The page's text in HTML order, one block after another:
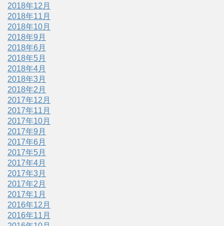
2018年12月
2018年11月
2018年10月
2018年9月
2018年6月
2018年5月
2018年4月
2018年3月
2018年2月
2017年12月
2017年11月
2017年10月
2017年9月
2017年6月
2017年5月
2017年4月
2017年3月
2017年2月
2017年1月
2016年12月
2016年11月